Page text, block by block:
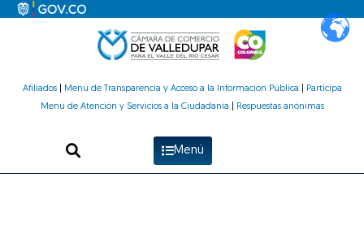
Afiliados| Menú de Transparencia y Acceso a la Información Pública
Participa
Menú de Atención y Servicios a la Ciudadanía
Respuestas anónimas
Menú